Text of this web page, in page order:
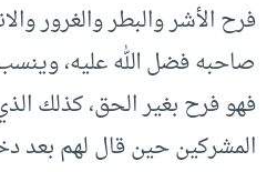
فرح الأشر والبطر والغرور
صاحبه فضل الله عليه،
فهو فرح بغير الحق، كذلك
المشركين حين قال لهم بعد